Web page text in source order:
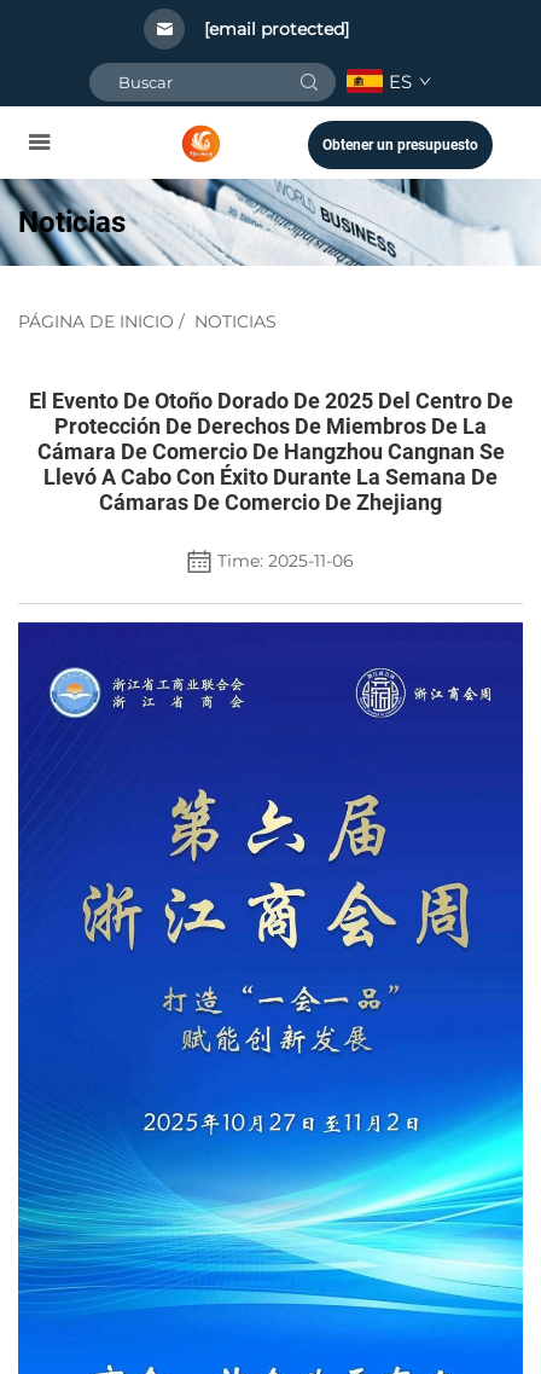
[email protected]
ES
Obtener un presupuesto
Noticias
PÁGINA DE INICIO / NOTICIAS
El Evento De Otoño Dorado De 2025 Del Centro De
Protección De Derechos De Miembros De La
Cámara De Comercio De Hangzhou Cangnan Se
Llevó A Cabo Con Éxito Durante La Semana De
Cámaras De Comercio De Zhejiang
Time: 2025-11-06